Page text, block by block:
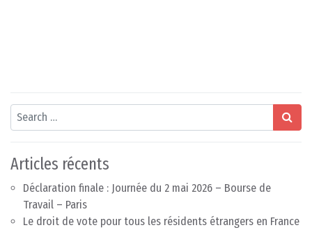
Search
Articles récents
Déclaration finale : Journée du 2 mai 2026 – Bourse de
Travail – Paris
Le droit de vote pour tous les résidents étrangers en France